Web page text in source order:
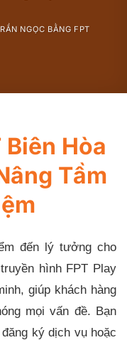
NGỌC BẰNG FPT
Hòa
Tầm
đến lý tưởng cho
hình FPT Play
giúp khách hàng
mọi vấn đề. Bạn
ký dịch vụ hoặc